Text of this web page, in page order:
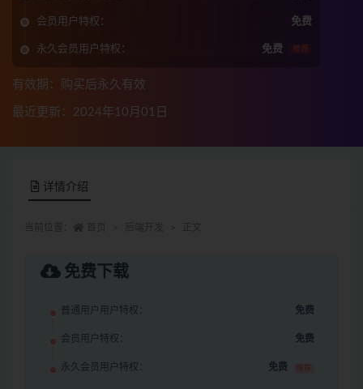
会员用户特权： 免费
永久会员用户特权： 免费 推荐
有效期：购买后永久有效
最近更新：2024年10月01日
详情介绍
免费下载
普通用户用户特权： 免费
会员用户特权： 免费
永久会员用户特权： 免费 推荐